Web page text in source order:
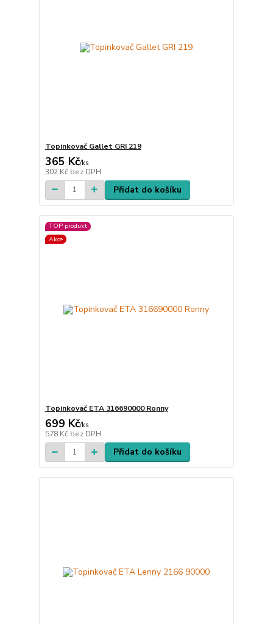
Topinkovač Gallet GRI 219
365 Kč/ks
302 Kč bez DPH
Přidat do košíku
TOP produkt
Akce
Topinkovač ETA 316690000 Ronny
699 Kč/ks
578 Kč bez DPH
Přidat do košíku